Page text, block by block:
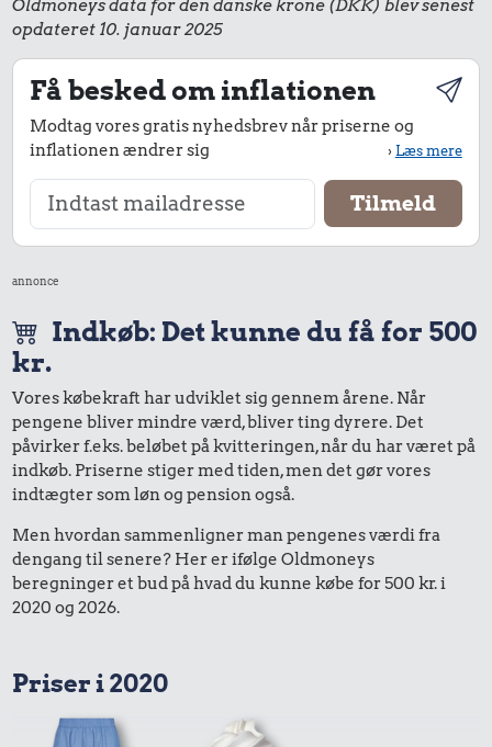
Oldmoneys data for den danske krone (DKK) blev senest
opdateret 10. januar 2025
Få besked om inflationen
Modtag vores gratis nyhedsbrev når priserne og
inflationen ændrer sig
›Læs mere
annonce
Indkøb: Det kunne du få for 500
kr.
Vores købekraft har udviklet sig gennem årene. Når
pengene bliver mindre værd, bliver ting dyrere. Det
påvirker f.eks. beløbet på kvitteringen, når du har været på
indkøb. Priserne stiger med tiden, men det gør vores
indtægter som løn og pension også.
Men hvordan sammenligner man pengenes værdi fra
dengang til senere? Her er ifølge Oldmoneys
beregninger et bud på hvad du kunne købe for 500 kr. i
2020 og 2026.
Priser i 2020